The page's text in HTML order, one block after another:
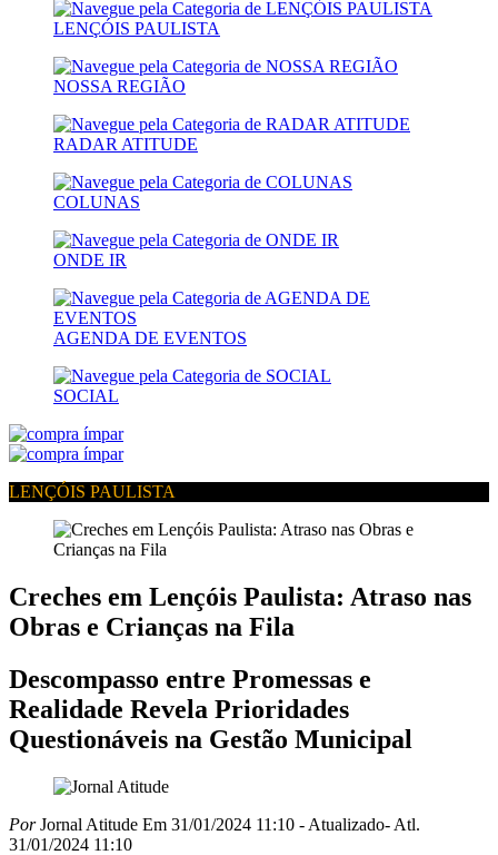
LENÇÓIS PAULISTA
NOSSA REGIÃO
RADAR ATITUDE
COLUNAS
ONDE IR
AGENDA DE EVENTOS
SOCIAL
LENÇÓIS PAULISTA
Creches em Lençóis Paulista: Atraso nas
Obras e Crianças na Fila
Descompasso entre Promessas e
Realidade Revela Prioridades
Questionáveis na Gestão Municipal
PorJornal Atitude Em 31/01/2024 11:10 - Atualizado- Atl.
31/01/2024 11:10